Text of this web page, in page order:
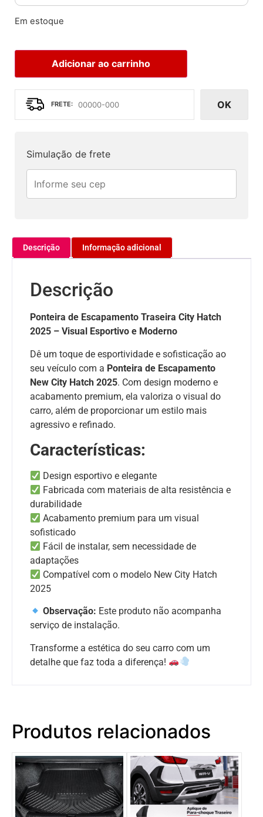
Em estoque
Adicionar ao carrinho
OK
Simulação de frete
Descrição Informação adicional
Descrição
Ponteira de Escapamento Traseira City Hatch
2025 – Visual Esportivo e Moderno
Dê um toque de esportividade e sofisticação ao
seu veículo com a Ponteira de Escapamento
New City Hatch 2025. Com design moderno e
acabamento premium, ela valoriza o visual do
carro, além de proporcionar um estilo mais
agressivo e refinado.
Características:
Design esportivo e elegante
Fabricada com materiais de alta resistência e
durabilidade
Acabamento premium para um visual
sofisticado
Fácil de instalar, sem necessidade de
adaptações
Compatível com o modelo New City Hatch
2025
Observação: Este produto não acompanha
serviço de instalação.
Transforme a estética do seu carro com um
detalhe que faz toda a diferença!
Produtos relacionados